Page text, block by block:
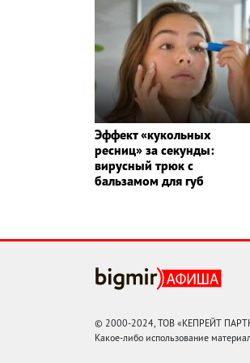
Эффект «кукольных
ресниц» за секунды:
вирусный трюк с
бальзамом для губ
© 2000-2024, ТОВ «КЕПРЕЙТ
Какое-либо использование